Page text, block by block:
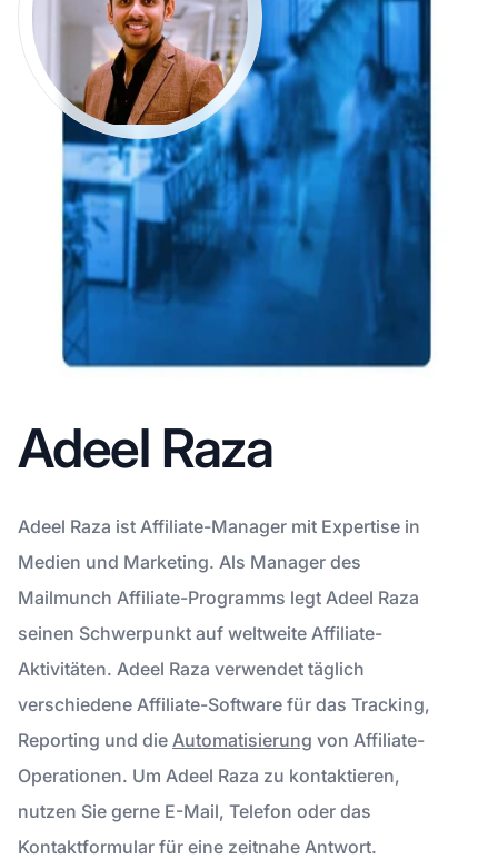
Adeel Raza
Adeel Raza ist Affiliate-Manager mit Expertise in
Medien und Marketing. Als Manager des
Mailmunch Affiliate-Programms legt Adeel Raza
seinen Schwerpunkt auf weltweite Affiliate-
Aktivitäten. Adeel Raza verwendet täglich
verschiedene Affiliate-Software für das Tracking,
Reporting und die Automatisierung von Affiliate-
Operationen. Um Adeel Raza zu kontaktieren,
nutzen Sie gerne E-Mail, Telefon oder das
Kontaktformular für eine zeitnahe Antwort.